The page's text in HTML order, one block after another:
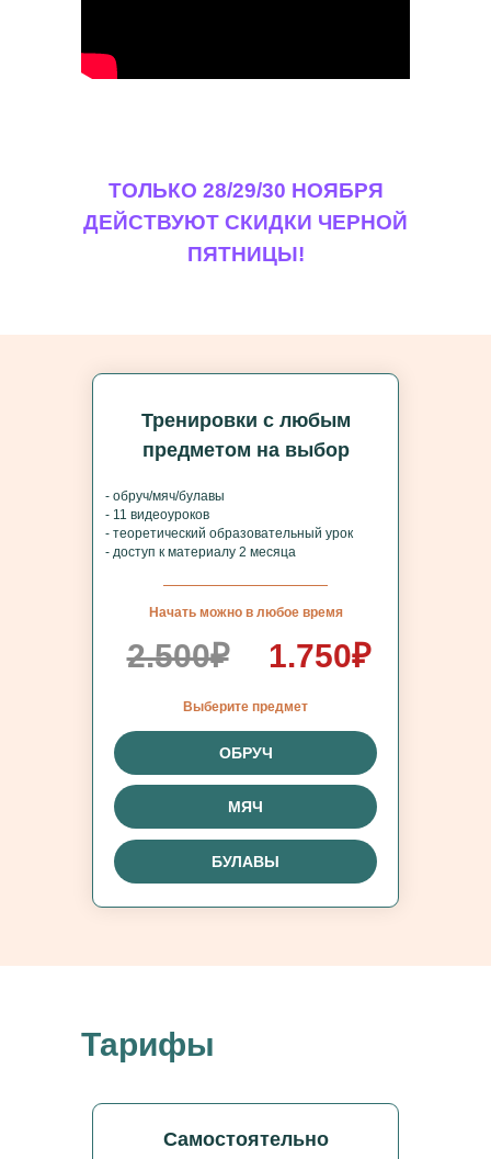
ТОЛЬКО 28/29/30 НОЯБРЯ
ДЕЙСТВУЮТ СКИДКИ ЧЕРНОЙ
ПЯТНИЦЫ!
ОБРУЧ
МЯЧ
БУЛАВЫ
Начать можно в любое время
Тренировки с любым
предметом на выбор
- обруч/мяч/булавы
- 11 видеоуроков
- теоретический образовательный урок
- доступ к материалу 2 месяца
2.500₽ 1.750₽
Выберите предмет
Тарифы
Самостоятельно